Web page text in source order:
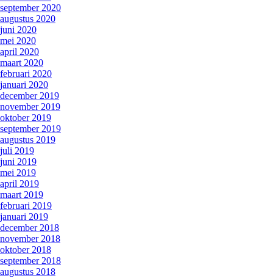
september 2020
augustus 2020
juni 2020
mei 2020
april 2020
maart 2020
februari 2020
januari 2020
december 2019
november 2019
oktober 2019
september 2019
augustus 2019
juli 2019
juni 2019
mei 2019
april 2019
maart 2019
februari 2019
januari 2019
december 2018
november 2018
oktober 2018
september 2018
augustus 2018